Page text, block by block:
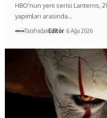
HBO'nun yeni serisi Lanterns,
yapımları arasında…
TarafındanEditör 6 Ağu 2026